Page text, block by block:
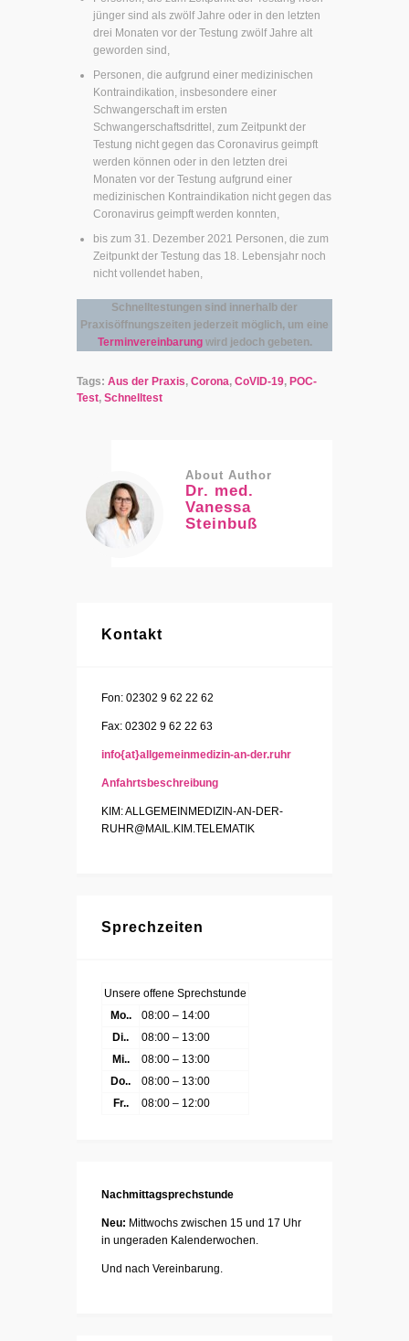
jünger sind als zwölf Jahre oder in den letzten
drei Monaten vor der Testung zwölf Jahre alt
geworden sind,
Personen, die aufgrund einer medizinischen
Kontraindikation, insbesondere einer
Schwangerschaft im ersten
Schwangerschaftsdrittel, zum Zeitpunkt der
Testung nicht gegen das Coronavirus geimpft
werden können oder in den letzten drei
Monaten vor der Testung aufgrund einer
medizinischen Kontraindikation nicht gegen das
Coronavirus geimpft werden konnten,
bis zum 31. Dezember 2021 Personen, die zum
Zeitpunkt der Testung das 18. Lebensjahr noch
nicht vollendet haben,
Schnelltestungen sind innerhalb der
Praxisöffnungszeiten jederzeit möglich, um eine
Terminvereinbarungwird jedoch gebeten.
Tags: Aus der Praxis, Corona, CoVID-19, POC-
Test, Schnelltest
About Author
Dr. med.
Vanessa
Steinbuß
Kontakt
Fon: 02302 9 62 22 62
Fax: 02302 9 62 22 63
info{at}allgemeinmedizin-an-der.ruhr
Anfahrtsbeschreibung
KIM: ALLGEMEINMEDIZIN-AN-DER-
RUHR@MAIL.KIM.TELEMATIK
Sprechzeiten
Unsere offene Sprechstunde
Mo..
08:00 – 14:00
Di..
08:00 – 13:00
Mi..
08:00 – 13:00
Do..
08:00 – 13:00
Fr..
08:00 – 12:00
Nachmittagsprechstunde
Neu: Mittwochs zwischen 15 und 17 Uhr
in ungeraden Kalenderwochen.
Und nach Vereinbarung.